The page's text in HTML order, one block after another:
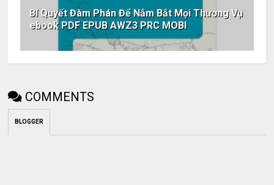
Bí Quyết Đàm Phán Để Nắm Bắt Mọi Thương Vụ
ebook PDF EPUB AWZ3 PRC MOBI
COMMENTS
BLOGGER